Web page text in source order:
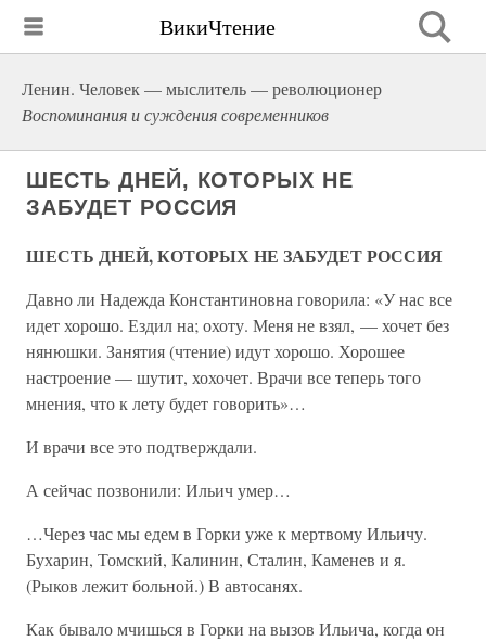
ВикиЧтение
Ленин. Человек — мыслитель — революционер
Воспоминания и суждения современников
ШЕСТЬ ДНЕЙ, КОТОРЫХ НЕ
ЗАБУДЕТ РОССИЯ
ШЕСТЬ ДНЕЙ, КОТОРЫХ НЕ ЗАБУДЕТ РОССИЯ
Давно ли Надежда Константиновна говорила: «У нас все
идет хорошо. Ездил на; охоту. Меня не взял, — хочет без
нянюшки. Занятия (чтение) идут хорошо. Хорошее
настроение — шутит, хохочет. Врачи все теперь того
мнения, что к лету будет говорить»…
И врачи все это подтверждали.
А сейчас позвонили: Ильич умер…
…Через час мы едем в Горки уже к мертвому Ильичу.
Бухарин, Томский, Калинин, Сталин, Каменев и я.
(Рыков лежит больной.) В автосанях.
Как бывало мчишься в Горки на вызов Ильича, когда он